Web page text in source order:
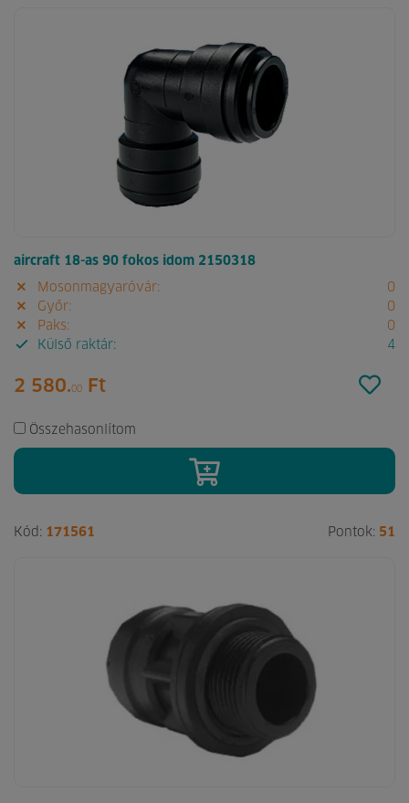
aircraft 18-as 90 fokos idom 2150318
Mosonmagyaróvár:
0
Győr:
0
Paks:
0
Külső raktár:
4
2 580.00 Ft
Összehasonlítom
Kód: 171561 Pontok: 51